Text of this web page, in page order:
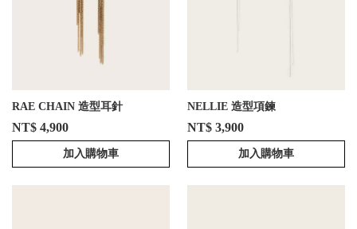
RAE CHAIN 造型耳針
NT$ 4,900
加入購物車
NELLIE 造型項鍊
NT$ 3,900
加入購物車